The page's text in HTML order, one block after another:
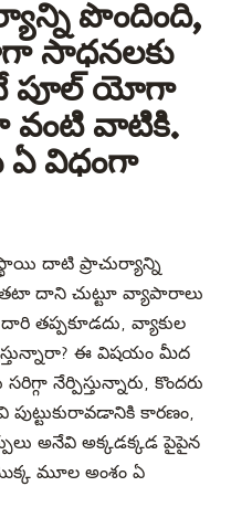
పొందింది,
సాధనలకు
పూల్ యోగా
వాటికి.
విధంగా
దాటి ప్రాచుర్యాన్ని
దాని చుట్టూ వ్యాపారాలు
తప్పకూడదు, వ్యాకుల
ఈ విషయం మీద
నేర్పిస్తున్నారు, కొందరు
కారణం,
అనేవి అక్కడక్కడ పైపైన
మూల అంశం ఏ